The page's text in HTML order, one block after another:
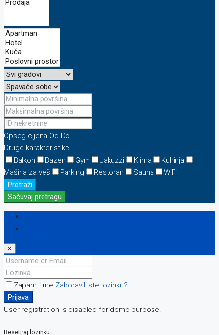
Opseg cijena Od Do
Druge karakteristike
Balkon
Bazen Gym Jakuzzi Klima
Kuhinja
Mašina za veš
Parking Restoran Sauna
WiFi
Pretraži
Sačuvaj pretragu
×
Zapamti me Zaboravili ste lozinku?
Prijava
User registration is disabled for demo purpose.
Resetiraj lozinku